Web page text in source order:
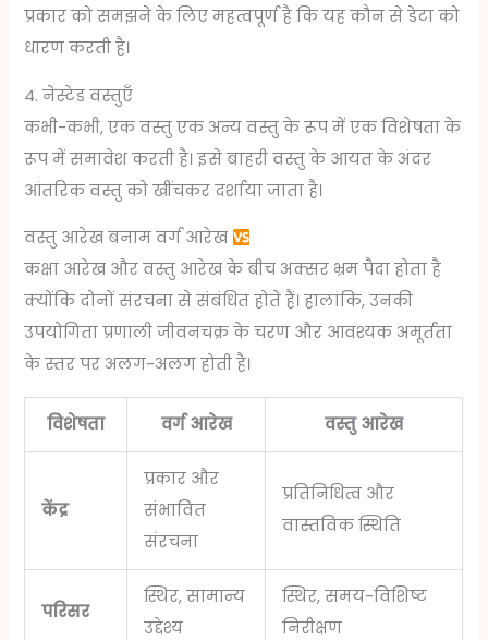
प्रकार को समझने के लिए महत्वपूर्ण है कि यह कौन से डेटा को
धारण करती है।
4. नेस्टेड वस्तुएँ
कभी-कभी, एक वस्तु एक अन्य वस्तु के रूप में एक विशेषता के
रूप में समावेश करती है। इसे बाहरी वस्तु के आयत के अंदर
आंतरिक वस्तु को खींचकर दर्शाया जाता है।
वस्तु आरेख बनाम वर्ग आरेख
कक्षा आरेख और वस्तु आरेख के बीच अक्सर भ्रम पैदा होता है
क्योंकि दोनों संरचना से संबंधित होते हैं। हालांकि, उनकी
उपयोगिता प्रणाली जीवनचक्र के चरण और आवश्यक अमूर्तता
के स्तर पर अलग-अलग होती है।
विशेषता वर्ग आरेख वस्तु आरेख
केंद्र
प्रकार और
संभावित
संरचना
प्रतिनिधित्व और
वास्तविक स्थिति
परिसर
स्थिर, सामान्य
उद्देश्य
स्थिर, समय-विशिष्ट
निरीक्षण